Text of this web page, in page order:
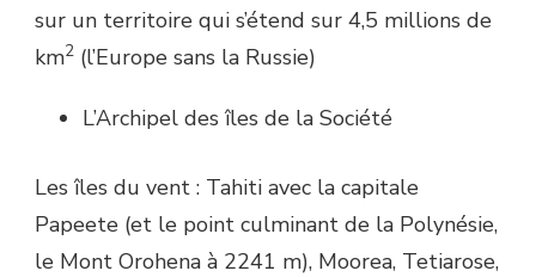
sur un territoire qui s’étend sur 4,5 millions de
km2 (l’Europe sans la Russie)
L’Archipel des îles de la Société
Les îles du vent : Tahiti avec la capitale
Papeete (et le point culminant de la Polynésie,
le Mont Orohena à 2241 m), Moorea, Tetiarose,